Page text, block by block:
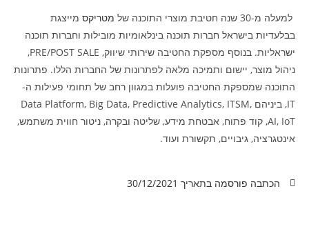
למעלה מ-30 שנה חטיבת מוצרי התוכנה של מטריקס מייצגת
בבלעדיות בישראל חברות תוכנה בינלאומיות מובילות וחברות תוכנה
ישראליות. בנוסף מספקת החטיבה שירותי שיווק, PRE/POST SALE,
ניהול מוצר, יישום ותמיכה מלאה לפתרונות של החברות הללו. פתרונות
התוכנה שמספקת החטיבה פועלות במגוון רחב של תחומי פעילות ה-
IT, ביניהם Data Platform, Big Data, Predictive Analytics, ITSM,
AI, IoT, קוד פתוח, אבטחת מידע, שליטה ובקרה, ניטור חווית משתמש,
אינטגרציה, גיבויים, תקשורת ועוד.
הכתבה פורסמה בתאריך 30/12/2021